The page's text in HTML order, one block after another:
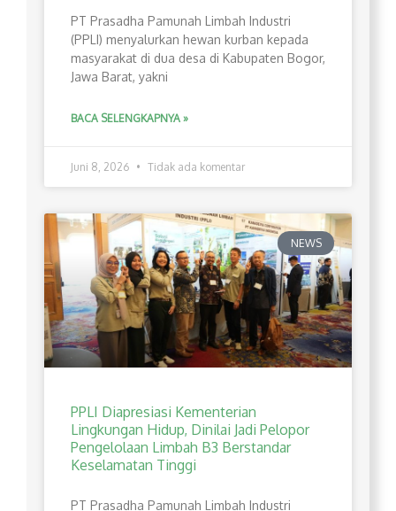
PT Prasadha Pamunah Limbah Industri
(PPLI) menyalurkan hewan kurban kepada
masyarakat di dua desa di Kabupaten Bogor,
Jawa Barat, yakni
BACA SELENGKAPNYA »
Juni 8, 2026 Tidak ada komentar
NEWS
PPLI Diapresiasi Kementerian
Lingkungan Hidup, Dinilai Jadi Pelopor
Pengelolaan Limbah B3 Berstandar
Keselamatan Tinggi
PT Prasadha Pamunah Limbah Industri